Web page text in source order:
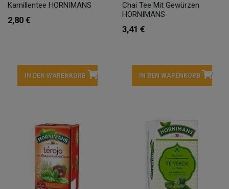
Kamillentee HORNIMANS
2,80 €
IN DEN WARENKORB
Chai Tee Mit Gewürzen
HORNIMANS
3,41 €
IN DEN WARENKORB